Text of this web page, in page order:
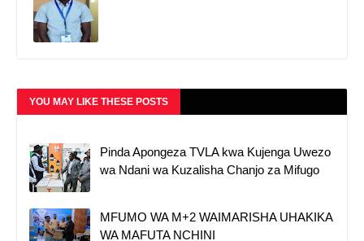
YOU MAY LIKE THESE POSTS
Pinda Apongeza TVLA kwa Kujenga Uwezo
wa Ndani wa Kuzalisha Chanjo za Mifugo
MFUMO WA M+2 WAIMARISHA UHAKIKA
WA MAFUTA NCHINI